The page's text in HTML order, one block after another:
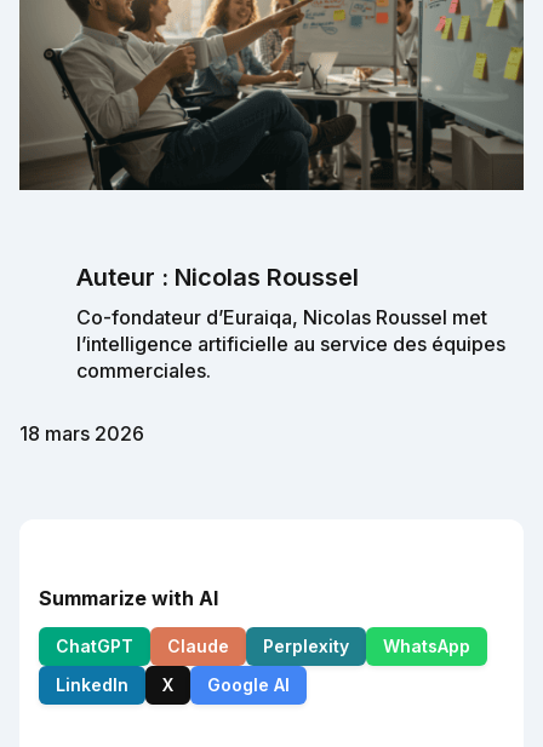
Auteur : Nicolas Roussel
Co-fondateur d’Euraiqa, Nicolas Roussel met
l’intelligence artificielle au service des équipes
commerciales.
18 mars 2026
Summarize with AI
ChatGPT Claude Perplexity
WhatsApp
LinkedIn
X Google AI